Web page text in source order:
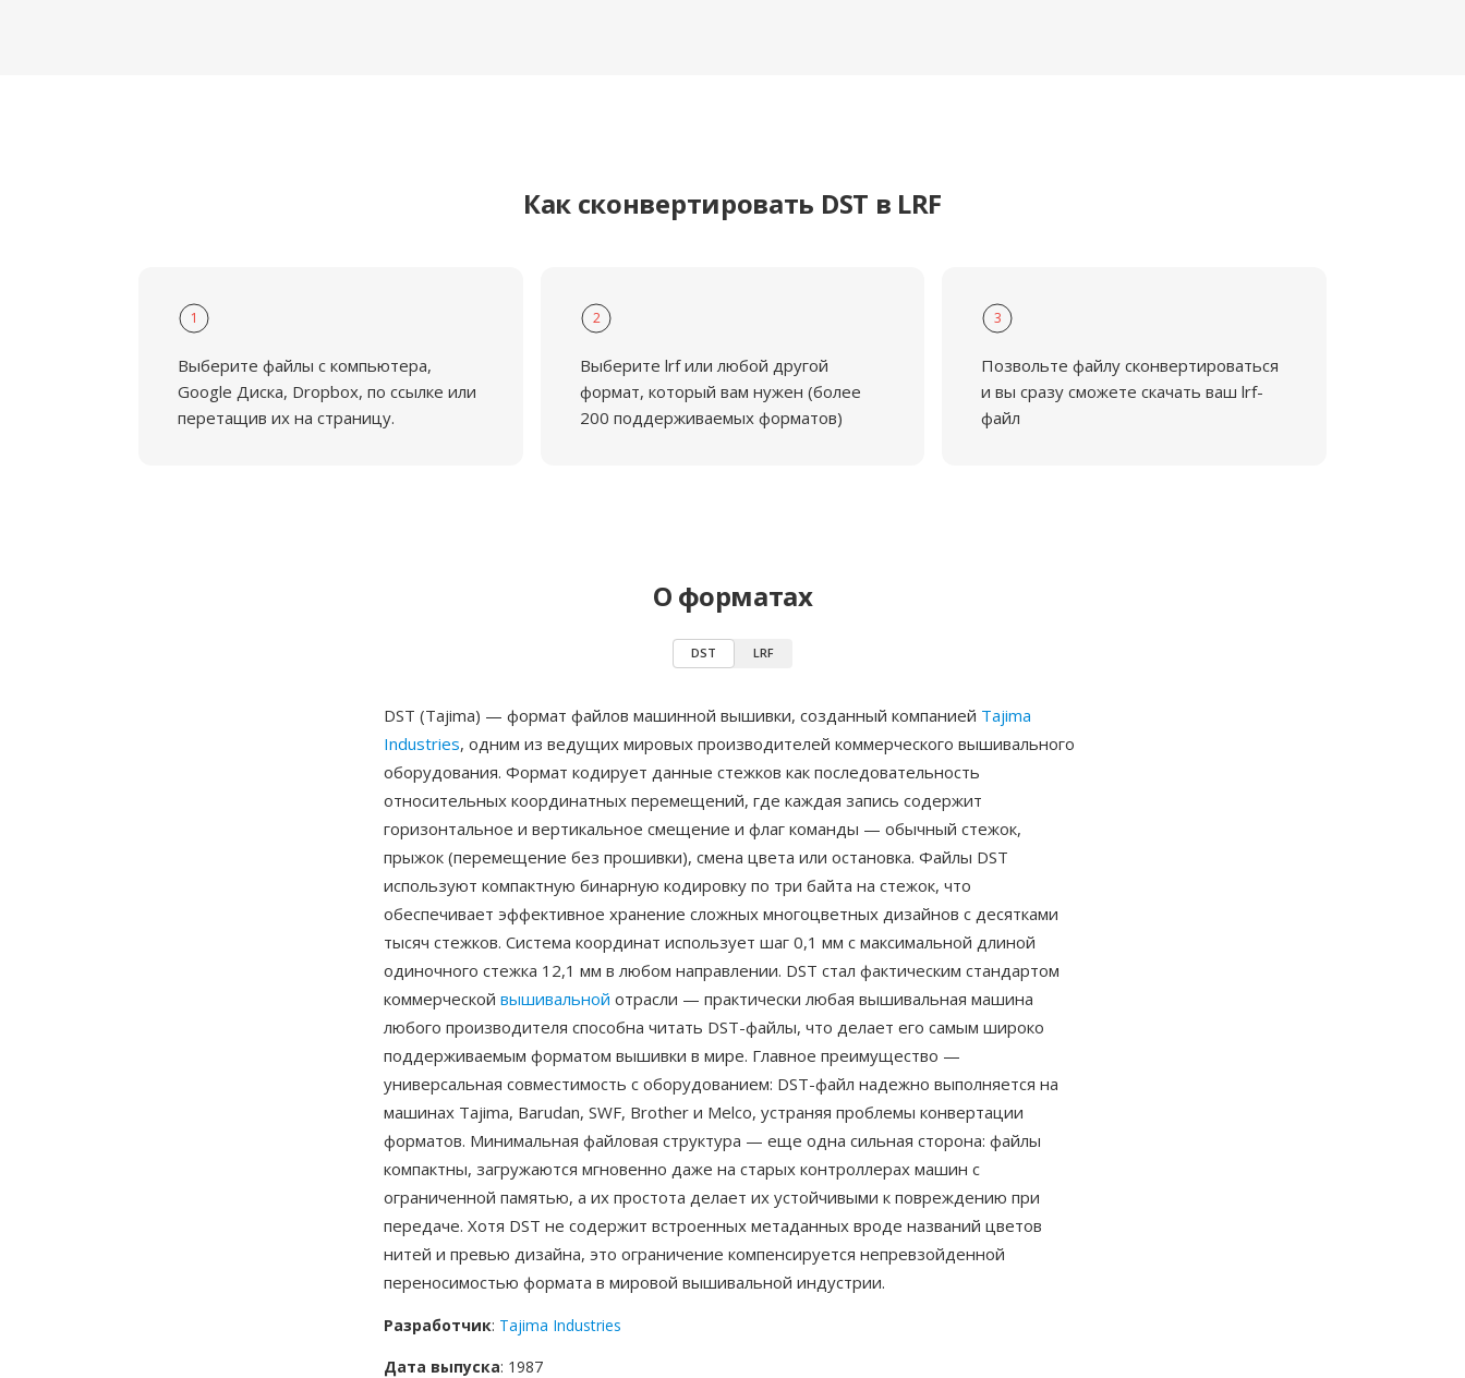
Как сконвертировать DST в LRF
1
Выберите файлы с компьютера,
Google Диска, Dropbox, по ссылке или
перетащив их на страницу.
2
Выберите lrf или любой другой
формат, который вам нужен (более
200 поддерживаемых форматов)
3
Позвольте файлу сконвертироваться
и вы сразу сможете скачать ваш lrf-
файл
О форматах
DST LRF
DST (Tajima) — формат файлов машинной вышивки, созданный компанией Tajima
Industries, одним из ведущих мировых производителей коммерческого вышивального
оборудования. Формат кодирует данные стежков как последовательность
относительных координатных перемещений, где каждая запись содержит
горизонтальное и вертикальное смещение и флаг команды — обычный стежок,
прыжок (перемещение без прошивки), смена цвета или остановка. Файлы DST
используют компактную бинарную кодировку по три байта на стежок, что
обеспечивает эффективное хранение сложных многоцветных дизайнов с десятками
тысяч стежков. Система координат использует шаг 0,1 мм с максимальной длиной
одиночного стежка 12,1 мм в любом направлении. DST стал фактическим стандартом
коммерческой вышивальной отрасли — практически любая вышивальная машина
любого производителя способна читать DST-файлы, что делает его самым широко
поддерживаемым форматом вышивки в мире. Главное преимущество —
универсальная совместимость с оборудованием: DST-файл надежно выполняется на
машинах Tajima, Barudan, SWF, Brother и Melco, устраняя проблемы конвертации
форматов. Минимальная файловая структура — еще одна сильная сторона: файлы
компактны, загружаются мгновенно даже на старых контроллерах машин с
ограниченной памятью, а их простота делает их устойчивыми к повреждению при
передаче. Хотя DST не содержит встроенных метаданных вроде названий цветов
нитей и превью дизайна, это ограничение компенсируется непревзойденной
переносимостью формата в мировой вышивальной индустрии.
Разработчик: Tajima Industries
Дата выпуска: 1987